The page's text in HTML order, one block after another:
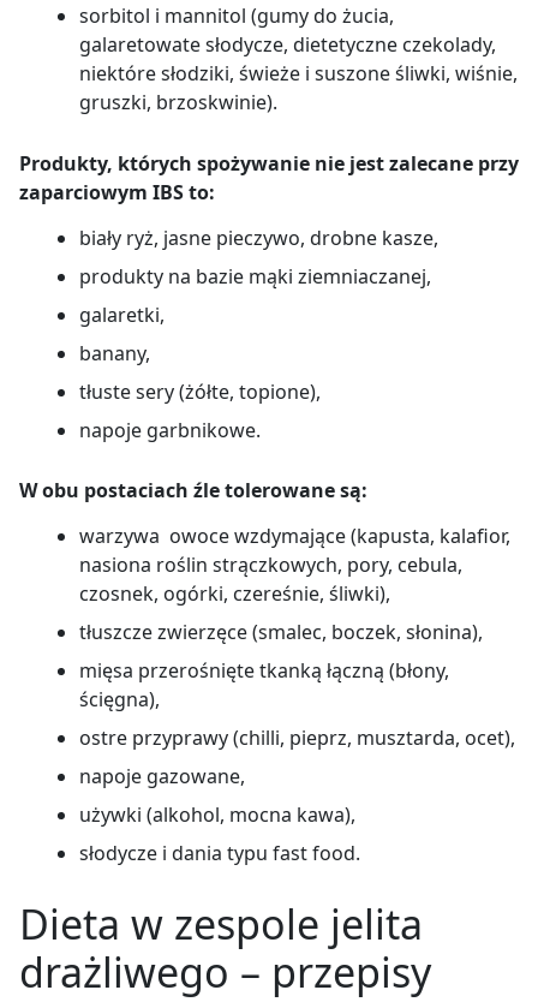
sorbitol i mannitol (gumy do żucia,
galaretowate słodycze, dietetyczne czekolady,
niektóre słodziki, świeże i suszone śliwki, wiśnie,
gruszki, brzoskwinie).
Produkty, których spożywanie nie jest zalecane przy
zaparciowym IBS to:
biały ryż, jasne pieczywo, drobne kasze,
produkty na bazie mąki ziemniaczanej,
galaretki,
banany,
tłuste sery (żółte, topione),
napoje garbnikowe.
W obu postaciach źle tolerowane są:
warzywa owoce wzdymające (kapusta, kalafior,
nasiona roślin strączkowych, pory, cebula,
czosnek, ogórki, czereśnie, śliwki),
tłuszcze zwierzęce (smalec, boczek, słonina),
mięsa przerośnięte tkanką łączną (błony,
ścięgna),
ostre przyprawy (chilli, pieprz, musztarda, ocet),
napoje gazowane,
używki (alkohol, mocna kawa),
słodycze i dania typu fast food.
Dieta w zespole jelita
drażliwego – przepisy